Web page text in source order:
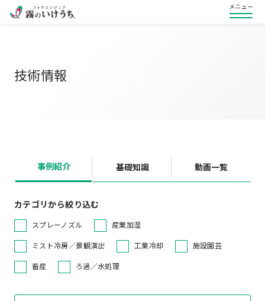
メニュー
技術情報
事例紹介 基礎知識 動画一覧
カテゴリから絞り込む
スプレーノズル 産業加湿
ミスト冷房／景観演出 工業冷却 施設園芸
畜産 ろ過／水処理